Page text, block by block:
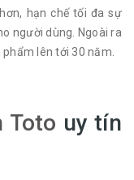
hạn chế tối đa sự
người dùng. Ngoài ra
lên tới 30 năm.
Toto uy tín